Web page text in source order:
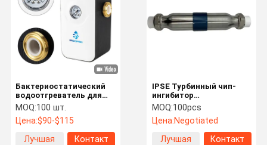
Бактериостатический
водоотгреватель для
всего дома
MOQ:100 шт.
Цена:$90-$115
Лучшая
Контакт
IPSE Турбинный чип-
ингибитор
высокоэффективный
центральный
смягчитель воды для
MOQ:100pcs
Цена:Negotiated
Лучшая
Контакт